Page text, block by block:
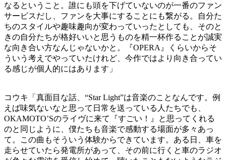
なるということ。誰にも頭を下げていないのが一番のファン
サービスだし、ファンを大事にすることにも繋がる。自分た
ちのスタイルや趣味趣向が変わっていったとしても、そのと
きの自分たちが格好いいと思うものを精一杯作ることが誠実
な向き合い方なんじゃないかと。『OPERA』くらいからそ
ういう考えでやっていたけれど、今作ではより向き合ってい
る感じが個人的にはあります」
コウキ「真面目な話、“Star Light”は音楽のことなんです。例
えば味気ないなと思って日常を送っている人たちでも、
OKAMOTO’Sのライヴに来て『すごい！』と思ってくれる
のと同じように、僕たちも音楽で感動する場面が多々あっ
て。この曲もそういう体験からできています。ある日、車を
走らせていたら発電所があって、その前に行くと車のラジオ